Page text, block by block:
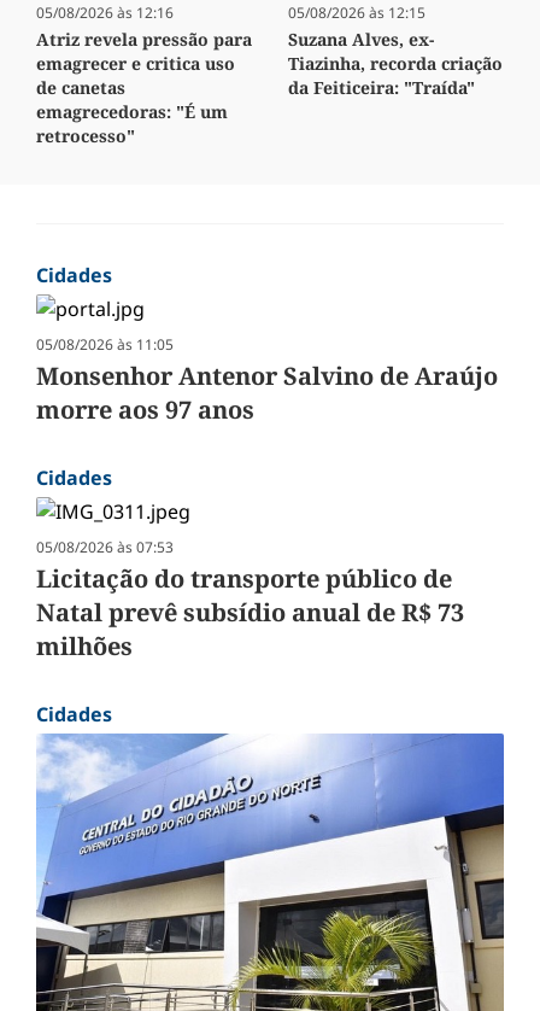
05/08/2026 às 12:16
Atriz revela pressão para
emagrecer e critica uso
de canetas
emagrecedoras: "É um
retrocesso"
05/08/2026 às 12:15
Suzana Alves, ex-
Tiazinha, recorda criação
da Feiticeira: "Traída"
Cidades
05/08/2026 às 11:05
Monsenhor Antenor Salvino de Araújo
morre aos 97 anos
Cidades
05/08/2026 às 07:53
Licitação do transporte público de
Natal prevê subsídio anual de R$ 73
milhões
Cidades